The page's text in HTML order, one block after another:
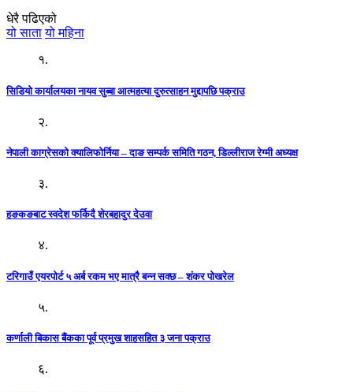
धेरै पढिएको
यो साता यो महिना
१.
सिडियो कार्यालयका नायव सुब्बा आत्महत्या दुरुत्साहन मुद्दापछि पक्राउ
२.
नेपाली काग्रेसको क्यालिफोर्निया – दाङ सम्पर्क समिति गठन, डिल्लीराज रेग्मी अध्यक्ष
३.
हङकङबाट स्वदेश फर्किदै शेरबहादुर देउवा
४.
टरिगाउँ एयरपोर्ट ५ अर्ब रकम भए मात्रै बन्न सक्छ – शंकर पोखरेल
५.
कर्णाली बिकास बैंकका पूर्व प्रमुख शाहसहित ३ जना पक्राउ
६.